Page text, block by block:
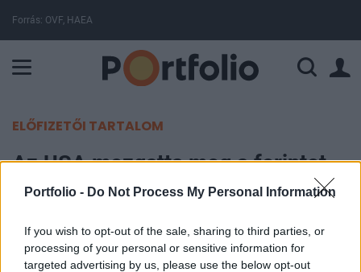
Portfolio - Do Not Process My Personal Information
If you wish to opt-out of the sale, sharing to third parties, or
processing of your personal or sensitive information for
targeted advertising by us, please use the below opt-out
Forrás: OVF, HAEA
ELŐFIZETŐI TARTALOM
Az USA mozgatta meg a forintot,
újra lélektani határ alatt az euró
Portfolio
2025. augusztus 01. 20:52